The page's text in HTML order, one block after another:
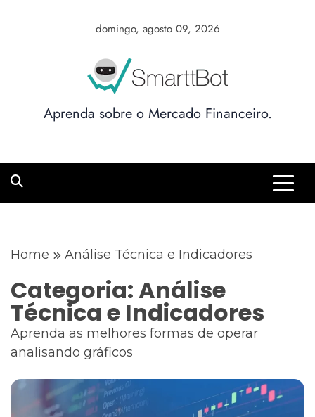
domingo, agosto 09, 2026
Aprenda sobre o Mercado Financeiro.
Home Análise Técnica e Indicadores
Categoria:Análise
Técnica e Indicadores
Aprenda as melhores formas de operar
analisando gráficos